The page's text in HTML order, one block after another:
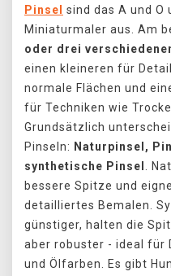
Pinsel
sind das A und O
Miniaturmaler aus. Am
oder drei
einen kleineren für
normale Flächen und
für Techniken wie
Grundsätzlich
Pinseln: Naturpinsel,
synthetische Pinsel .
bessere Spitze und
detailliertes Bemalen.
günstiger, halten die
aber robuster - ideal für
und Ölfarben. Es gibt